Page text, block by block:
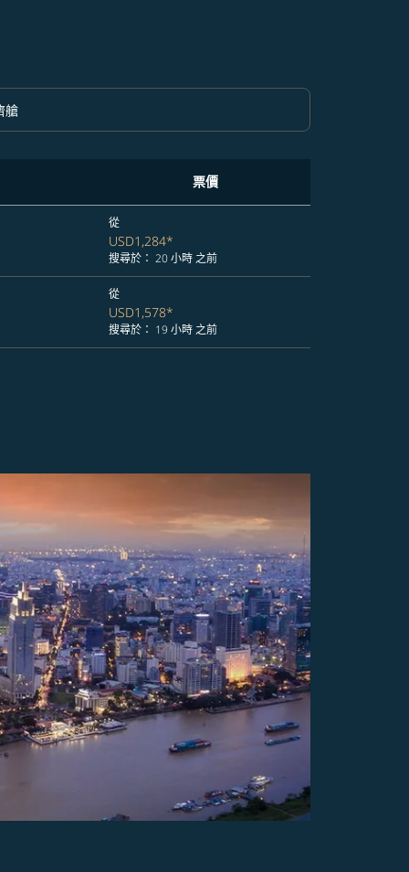
option 經濟艙 Selected
艙
票價
從
USD1,284*
搜尋於： 20 小時 之前
從
USD1,578*
搜尋於： 19 小時 之前